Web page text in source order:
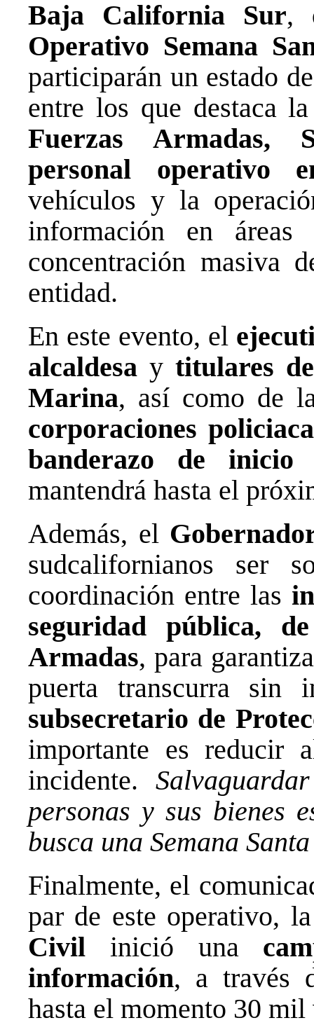
Baja California Sur,
Operativo Semana
participarán un estado
entre los que destaca
Fuerzas Armadas,
personal operativo
vehículos y la
información en
concentración masiva
entidad.
En este evento, el
alcaldesa ytitulares
Marina, así como de
corporaciones
banderazo de inicio
mantendrá hasta el
Además, el
sudcalifornianos ser
coordinación entre las
seguridad pública,
Armadas, para
puerta transcurra sin
subsecretario de
importante es reducir
incidente.
personas y sus bienes
busca una Semana
Finalmente, el
par de este operativo,
Civil inició una
información, a través
hasta el momento 30